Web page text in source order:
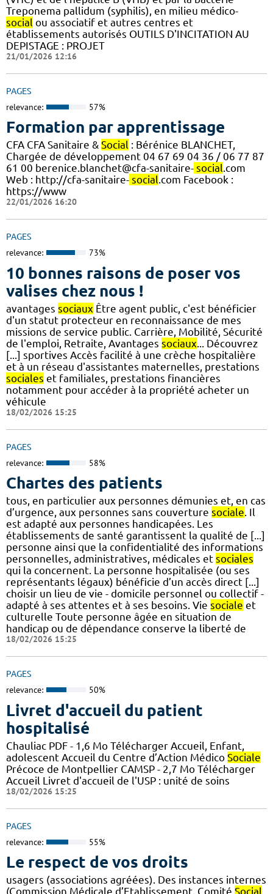
Treponema pallidum (syphilis), en milieu médico-
social ou associatif et autres centres et
établissements autorisés OUTILS D'INCITATION AU
DEPISTAGE : PROJET
21/01/2026 12:16
PAGES
relevance: 57%
Formation par apprentissage
CFA CFA Sanitaire & Social : Bérénice BLANCHET,
Chargée de développement 04 67 69 04 36 / 06 77 87
61 00 berenice.blanchet@cfa-sanitaire- social.com
Web : http://cfa-sanitaire- social.com Facebook :
https://www
22/01/2026 16:20
PAGES
relevance: 73%
10 bonnes raisons de poser vos
valises chez nous !
avantages sociaux Être agent public, c'est bénéficier
d'un statut protecteur en reconnaissance de mes
missions de service public. Carrière, Mobilité, Sécurité
de l'emploi, Retraite, Avantages sociaux ... Découvrez
[...] sportives Accès facilité à une crèche hospitalière
et à un réseau d'assistantes maternelles, prestations
sociales et familiales, prestations financières
notamment pour accéder à la propriété acheter un
véhicule
18/02/2026 15:25
PAGES
relevance: 58%
Chartes des patients
tous, en particulier aux personnes démunies et, en cas
d’urgence, aux personnes sans couverture sociale. Il
est adapté aux personnes handicapées. Les
établissements de santé garantissent la qualité de [...]
personne ainsi que la confidentialité des informations
personnelles, administratives, médicales et sociales
qui la concernent. La personne hospitalisée (ou ses
représentants légaux) bénéficie d’un accès direct [...]
choisir un lieu de vie - domicile personnel ou collectif -
adapté à ses attentes et à ses besoins. Vie sociale et
culturelle Toute personne âgée en situation de
handicap ou de dépendance conserve la liberté de
18/02/2026 15:25
PAGES
relevance: 50%
Livret d'accueil du patient
hospitalisé
Chauliac PDF - 1,6 Mo Télécharger Accueil, Enfant,
adolescent Accueil du Centre d’Action Médico Sociale
Précoce de Montpellier CAMSP - 2,7 Mo Télécharger
Accueil Livret d'accueil de l'USP : unité de soins
18/02/2026 15:25
PAGES
relevance: 55%
Le respect de vos droits
usagers (associations agréées). Des instances internes
(Commission Médicale d’Etablissement, Comité Social